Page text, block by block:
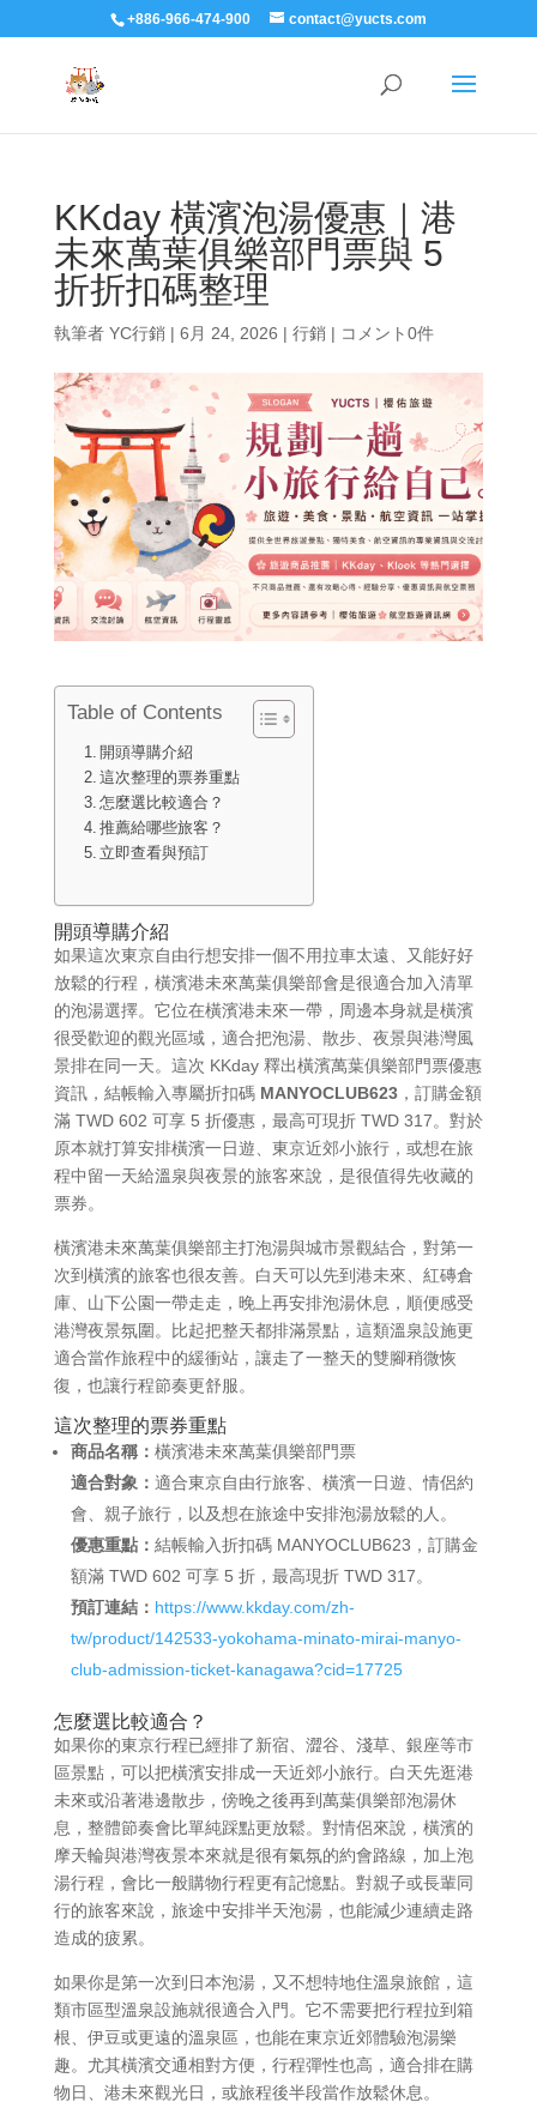
+886-966-474-900 contact@yucts.com
KKday 橫濱泡湯優惠｜港
未來萬葉俱樂部門票與 5
折折扣碼整理
執筆者 YC行銷| 6月 24, 2026 | 行銷| コメント0件
Table of Contents
開頭導購介紹
這次整理的票券重點
怎麼選比較適合？
推薦給哪些旅客？
立即查看與預訂
開頭導購介紹
如果這次東京自由行想安排一個不用拉車太遠、又能好好
放鬆的行程，橫濱港未來萬葉俱樂部會是很適合加入清單
的泡湯選擇。它位在橫濱港未來一帶，周邊本身就是橫濱
很受歡迎的觀光區域，適合把泡湯、散步、夜景與港灣風
景排在同一天。這次 KKday 釋出橫濱萬葉俱樂部門票優惠
資訊，結帳輸入專屬折扣碼 MANYOCLUB623，訂購金額
滿 TWD 602 可享 5 折優惠，最高可現折 TWD 317。對於
原本就打算安排橫濱一日遊、東京近郊小旅行，或想在旅
程中留一天給溫泉與夜景的旅客來說，是很值得先收藏的
票券。
橫濱港未來萬葉俱樂部主打泡湯與城市景觀結合，對第一
次到橫濱的旅客也很友善。白天可以先到港未來、紅磚倉
庫、山下公園一帶走走，晚上再安排泡湯休息，順便感受
港灣夜景氛圍。比起把整天都排滿景點，這類溫泉設施更
適合當作旅程中的緩衝站，讓走了一整天的雙腳稍微恢
復，也讓行程節奏更舒服。
這次整理的票券重點
商品名稱： 橫濱港未來萬葉俱樂部門票
適合對象： 適合東京自由行旅客、橫濱一日遊、情侶約
會、親子旅行，以及想在旅途中安排泡湯放鬆的人。
優惠重點： 結帳輸入折扣碼 MANYOCLUB623，訂購金
額滿 TWD 602 可享 5 折，最高現折 TWD 317。
預訂連結： https://www.kkday.com/zh-
tw/product/142533-yokohama-minato-mirai-manyo-
club-admission-ticket-kanagawa?cid=17725
怎麼選比較適合？
如果你的東京行程已經排了新宿、澀谷、淺草、銀座等市
區景點，可以把橫濱安排成一天近郊小旅行。白天先逛港
未來或沿著港邊散步，傍晚之後再到萬葉俱樂部泡湯休
息，整體節奏會比單純踩點更放鬆。對情侶來說，橫濱的
摩天輪與港灣夜景本來就是很有氣氛的約會路線，加上泡
湯行程，會比一般購物行程更有記憶點。對親子或長輩同
行的旅客來說，旅途中安排半天泡湯，也能減少連續走路
造成的疲累。
如果你是第一次到日本泡湯，又不想特地住溫泉旅館，這
類市區型溫泉設施就很適合入門。它不需要把行程拉到箱
根、伊豆或更遠的溫泉區，也能在東京近郊體驗泡湯樂
趣。尤其橫濱交通相對方便，行程彈性也高，適合排在購
物日、港未來觀光日，或旅程後半段當作放鬆休息。